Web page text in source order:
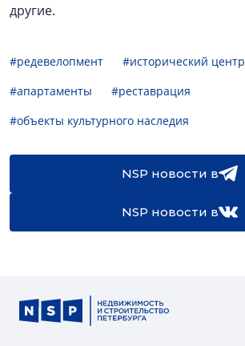
другие.
#редевелопмент
#исторический центр
#апартаменты
#реставрация
#объекты культурного наследия
NSP новости в
NSP новости в